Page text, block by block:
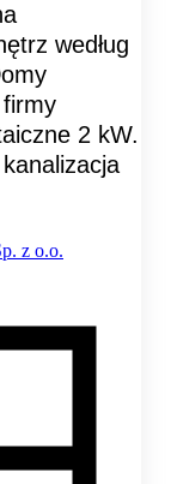
według
firmy
2 kW.
z o.o.